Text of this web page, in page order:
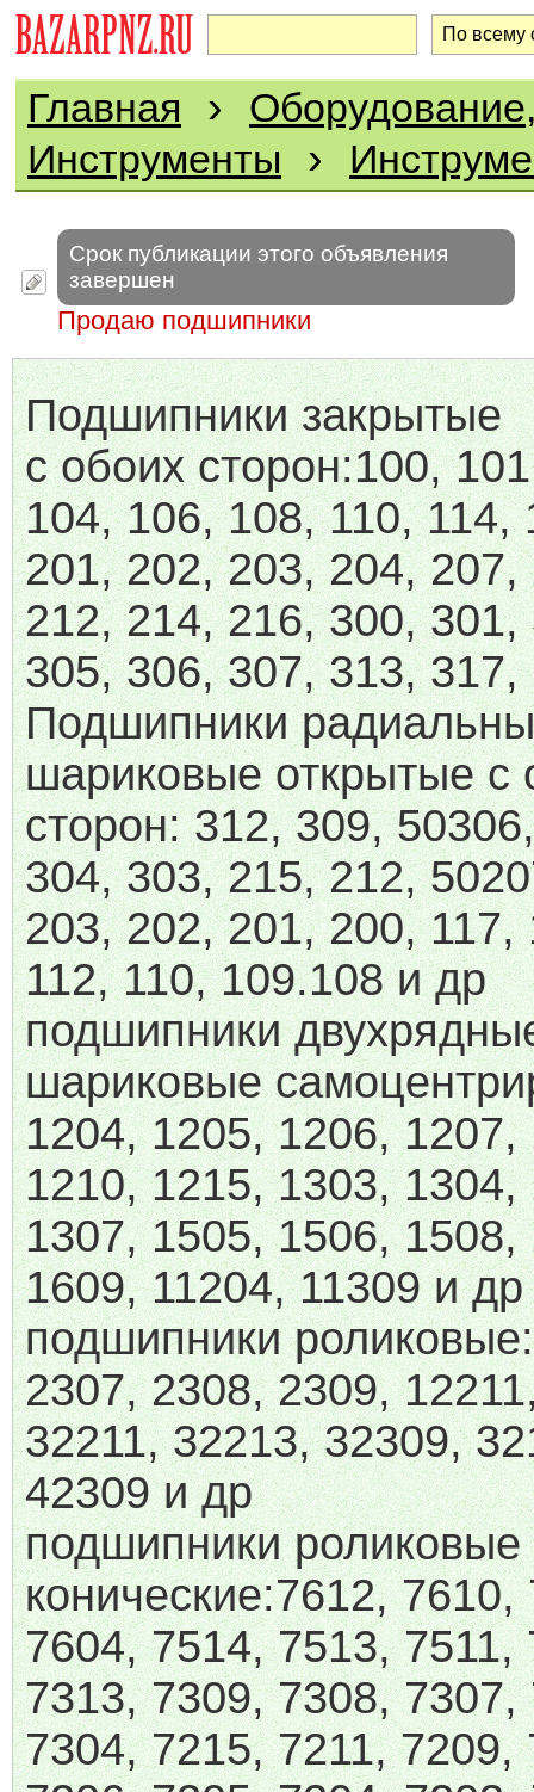
Главная ›
Инструменты
›
Срок публикации этого объявления
завершен
Продаю подшипники
Подшипники закрытые
с обоих сторон:100,
104, 106, 108, 110, 114,
201, 202, 203, 204, 207,
212, 214, 216, 300, 301,
305, 306, 307, 313, 317,
Подшипники
шариковые открытые с
сторон: 312, 309,
304, 303, 215, 212,
203, 202, 201, 200, 117,
112, 110, 109.108 и др
подшипники
шариковые
1204, 1205, 1206, 1207,
1210, 1215, 1303, 1304,
1307, 1505, 1506, 1508,
1609, 11204, 11309 и др
подшипники
2307, 2308, 2309,
32211, 32213, 32309,
42309 и др
подшипники роликовые
конические:7612,
7604, 7514, 7513, 7511,
7313, 7309, 7308, 7307,
7304, 7215, 7211, 7209,